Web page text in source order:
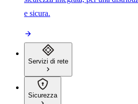
e sicura.
Servizi di rete
Sicurezza